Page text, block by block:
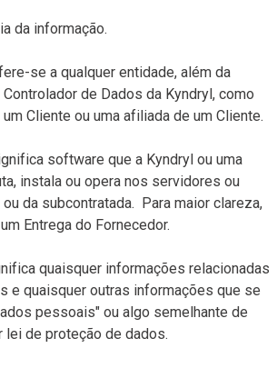
da informação.
se a qualquer entidade, além da
de Dados da Kyndryl, como
Cliente ou uma afiliada de um Cliente.
software que a Kyndryl ou uma
instala ou opera nos servidores ou
da subcontratada. Para maior clareza,
Entrega do Fornecedor.
quaisquer informações relacionadas
e quaisquer outras informações que se
pessoais" ou algo semelhante de
lei de proteção de dados.